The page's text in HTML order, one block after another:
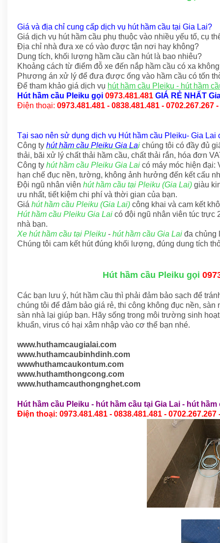
Giá và địa chỉ cung cấp dịch vụ hút hầm cầu tại Gia Lai?
Giá dịch vụ hút hầm cầu phụ thuộc vào nhiều yếu tố, cụ
Địa chỉ nhà đưa xe có vào được tận nơi hay không?
Dung tích, khối lượng hầm cầu cần hút là bao nhiêu?
Khoảng cách từ điểm đỗ xe đến nắp hầm cầu có xa
Phương án xử lý để đưa được ống vào hầm cầu có tốn
Để tham khảo giá dịch vụ hút hầm cầu Pleiku - hút hầm
Hút hầm cầu Pleiku gọi 0973.481.481 GIÁ RẺ NHẤT
Điện thoại: 0973.481.481 - 0838.481.481 - 0702.267.267
Tại sao nên sử dụng dịch vụ Hút hầm cầu Pleiku- Gia Lai
Công ty hút hầm cầu Pleiku Gia Lai chúng tôi có đầy đủ
thải, bãi xử lý chất thải hầm cầu, chất thải rắn, hóa đơn
Công ty hút hầm cầu Pleiku Gia Lai có máy móc hiện đại:
hạn chế đục nền, tường, không ảnh hưởng đến kết cấu
Đội ngũ nhân viên hút hầm cầu tại Pleiku (Gia Lai) giàu
ưu nhất, tiết kiệm chi phí và thời gian của bạn.
Giá hút hầm cầu Pleiku (Gia Lai) công khai và cam kết
Hút hầm cầu Pleiku Gia Lai có đội ngũ nhân viên túc trực
nhà bạn.
Xe hút hầm cầu tại Pleiku - hút hầm cầu Gia Lai đa chủng
Chúng tôi cam kết hút đúng khối lượng, đúng dung tích
Hút hầm cầu Pleiku gọi
Các bạn lưu ý, hút hầm cầu thì phải đảm bảo sạch để
chúng tôi để đảm bảo giá rẻ, thi công không đục nền,
sàn nhà lại giúp bạn. Hãy sống trong môi trường sinh
khuẩn, virus có hại xâm nhập vào cơ thể bạn nhé.
www.huthamcaugialai.com
www.huthamcaubinhdinh.com
wwwhuthamcaukontum.com
www.huthamthongcong.com
www.huthamcauthongnghet.com
Hút hầm cầu Pleiku - hút hầm cầu tại Gia Lai - hút hầm
Điện thoại: 0973.481.481 - 0838.481.481 - 0702.267.267